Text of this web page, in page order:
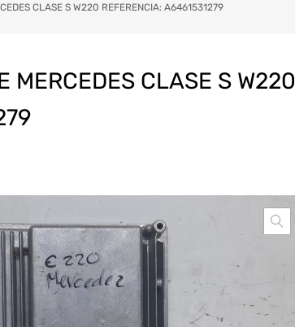
CLASE S W220 REFERENCIA: A6461531279
MERCEDES CLASE S W220